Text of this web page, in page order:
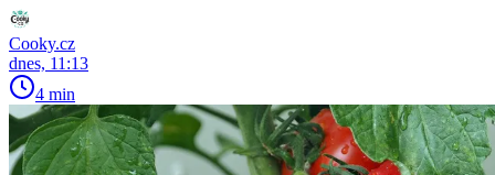
Cooky.cz
dnes, 11:13
4 min